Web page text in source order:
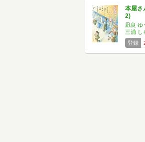
本屋さ
2)
凪良 ゆ
三浦 し
登録